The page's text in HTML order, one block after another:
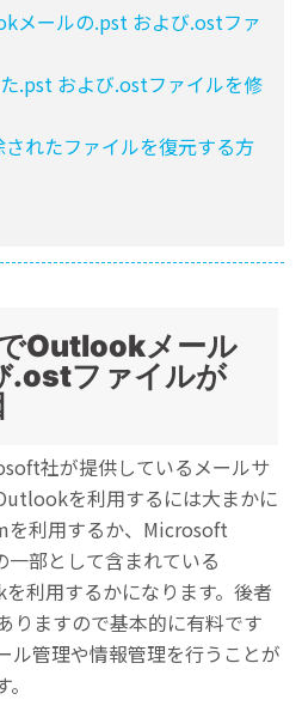
メールの.pst および.ostファ
.pst および.ostファイルを修
れたファイルを復元する方
Outlookメール
.ostファイルが
社が提供しているメールサ
を利用するには大まかに
利用するか、Microsoft
部として含まれている
利用するかになります。後者
りますので基本的に有料です
ル管理や情報管理を行うことが